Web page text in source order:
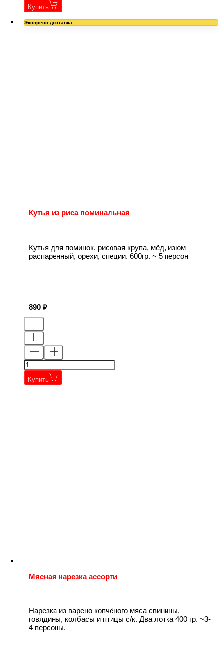
Купить
Экспресс доставка
Кутья из риса поминальная
Кутья для поминок. рисовая крупа, мёд, изюм
распаренный, орехи, специи. 600гр. ~ 5 персон
890
Купить
Мясная нарезка ассорти
Нарезка из варено копчёного мяса свинины,
говядины, колбасы и птицы с/к. Два лотка 400 гр. ~3-
4 персоны.